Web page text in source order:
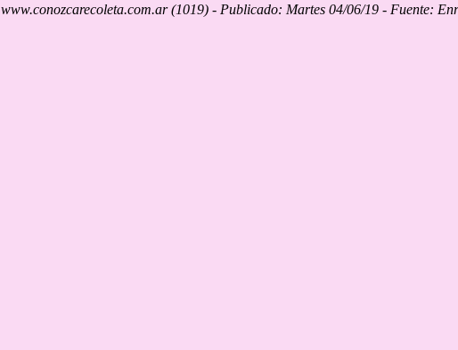
www.conozcarecoleta.com.ar (1019) - Publicado: Martes 04/06/19 - Fuente: